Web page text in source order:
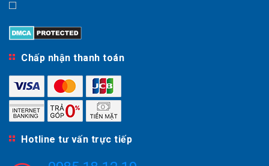
Chấp nhận thanh toán
Hotline tư vấn trực tiếp